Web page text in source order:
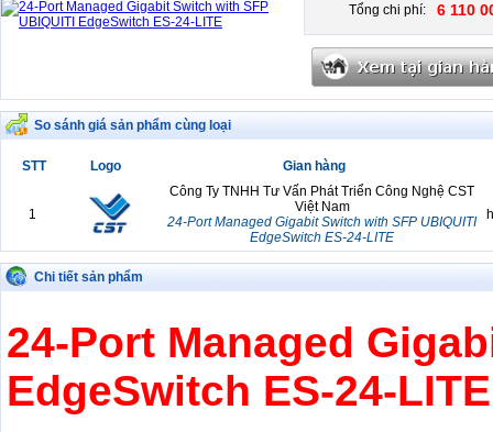
Tổng chi phí:
6 110
So sánh giá sản phẩm cùng loại
STT Logo Gian hàng
1
Công Ty TNHH Tư Vấn Phát Triển Công Nghệ CST
Việt Nam
24-Port Managed Gigabit Switch with SFP UBIQUITI
EdgeSwitch ES-24-LITE
Chi tiết sản phẩm
24-Port Managed
EdgeSwitch ES-24-LITE